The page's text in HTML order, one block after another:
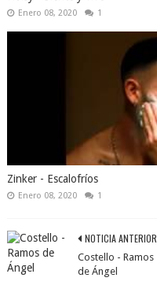
Enero 08, 2020 1
Zinker - Escalofríos
Enero 08, 2020 1
NOTICIA ANTERIOR
Costello - Ramos
de Ángel